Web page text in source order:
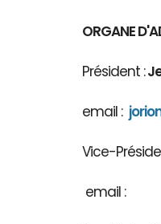
ORGANE
Président :
email :
Vice-
email :